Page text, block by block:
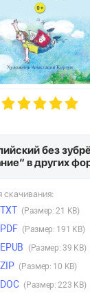
без
в других
(Размер: 21 KB)
(Размер: 191 KB)
(Размер: 39 KB)
(Размер: 10 KB)
(Размер: 223 KB)